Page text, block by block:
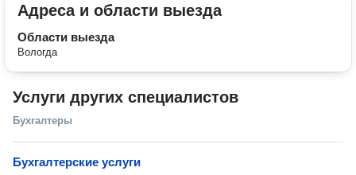
Адреса и области выезда
Области выезда
Вологда
Услуги других специалистов
Бухгалтеры
Бухгалтерские услуги